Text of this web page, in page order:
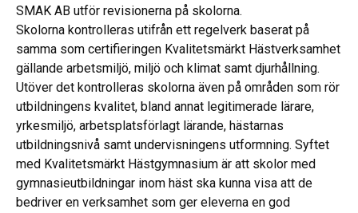
SMAK AB utför revisionerna på skolorna.
Skolorna kontrolleras utifrån ett regelverk baserat på
samma som certifieringen Kvalitetsmärkt Hästverksamhet
gällande arbetsmiljö, miljö och klimat samt djurhållning.
Utöver det kontrolleras skolorna även på områden som rör
utbildningens kvalitet, bland annat legitimerade lärare,
yrkesmiljö, arbetsplatsförlagt lärande, hästarnas
utbildningsnivå samt undervisningens utformning. Syftet
med Kvalitetsmärkt Hästgymnasium är att skolor med
gymnasieutbildningar inom häst ska kunna visa att de
bedriver en verksamhet som ger eleverna en god